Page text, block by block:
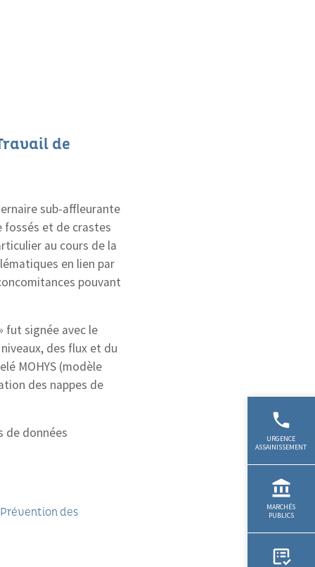
de
sub-affleurante
fossés et de crastes
au cours de la
en lien par
pouvant
fut signée avec le
des flux et du
MOHYS (modèle
des nappes de
de données
des